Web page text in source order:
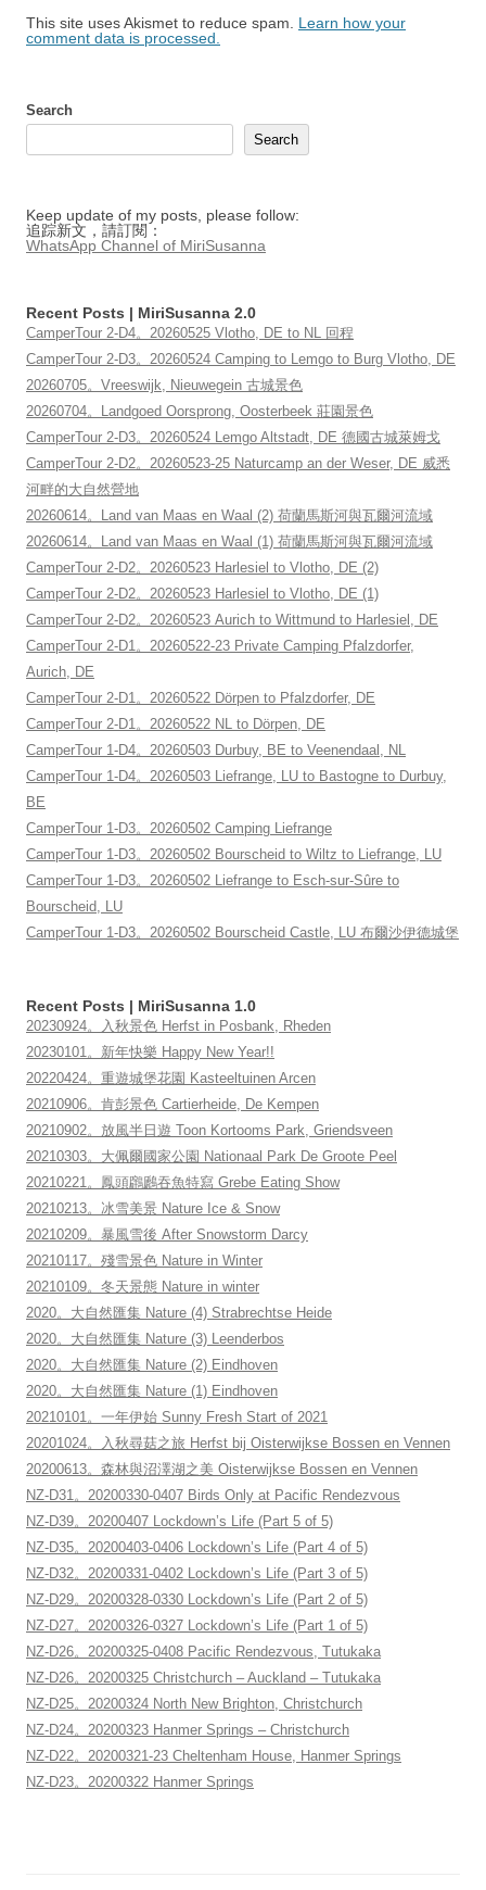
This site uses Akismet to reduce spam. Learn how your
comment data is processed.
Search
Search
Keep update of my posts, please follow:
追踪新文，請訂閱：
WhatsApp Channel of MiriSusanna
Recent Posts | MiriSusanna 2.0
CamperTour 2-D4。20260525 Vlotho, DE to NL 回程
CamperTour 2-D3。20260524 Camping to Lemgo to Burg Vlotho, DE
20260705。Vreeswijk, Nieuwegein 古城景色
20260704。Landgoed Oorsprong, Oosterbeek 莊園景色
CamperTour 2-D3。20260524 Lemgo Altstadt, DE 德國古城萊姆戈
CamperTour 2-D2。20260523-25 Naturcamp an der Weser, DE 威悉
河畔的大自然營地
20260614。Land van Maas en Waal (2) 荷蘭馬斯河與瓦爾河流域
20260614。Land van Maas en Waal (1) 荷蘭馬斯河與瓦爾河流域
CamperTour 2-D2。20260523 Harlesiel to Vlotho, DE (2)
CamperTour 2-D2。20260523 Harlesiel to Vlotho, DE (1)
CamperTour 2-D2。20260523 Aurich to Wittmund to Harlesiel, DE
CamperTour 2-D1。20260522-23 Private Camping Pfalzdorfer,
Aurich, DE
CamperTour 2-D1。20260522 Dörpen to Pfalzdorfer, DE
CamperTour 2-D1。20260522 NL to Dörpen, DE
CamperTour 1-D4。20260503 Durbuy, BE to Veenendaal, NL
CamperTour 1-D4。20260503 Liefrange, LU to Bastogne to Durbuy,
BE
CamperTour 1-D3。20260502 Camping Liefrange
CamperTour 1-D3。20260502 Bourscheid to Wiltz to Liefrange, LU
CamperTour 1-D3。20260502 Liefrange to Esch-sur-Sûre to
Bourscheid, LU
CamperTour 1-D3。20260502 Bourscheid Castle, LU 布爾沙伊德城堡
Recent Posts | MiriSusanna 1.0
20230924。入秋景色 Herfst in Posbank, Rheden
20230101。新年快樂 Happy New Year!!
20220424。重遊城堡花園 Kasteeltuinen Arcen
20210906。肯彭景色 Cartierheide, De Kempen
20210902。放風半日遊 Toon Kortooms Park, Griendsveen
20210303。大佩爾國家公園 Nationaal Park De Groote Peel
20210221。鳳頭鸊鷉吞魚特寫 Grebe Eating Show
20210213。冰雪美景 Nature Ice & Snow
20210209。暴風雪後 After Snowstorm Darcy
20210117。殘雪景色 Nature in Winter
20210109。冬天景態 Nature in winter
2020。大自然匯集 Nature (4) Strabrechtse Heide
2020。大自然匯集 Nature (3) Leenderbos
2020。大自然匯集 Nature (2) Eindhoven
2020。大自然匯集 Nature (1) Eindhoven
20210101。一年伊始 Sunny Fresh Start of 2021
20201024。入秋尋菇之旅 Herfst bij Oisterwijkse Bossen en Vennen
20200613。森林與沼澤湖之美 Oisterwijkse Bossen en Vennen
NZ-D31。20200330-0407 Birds Only at Pacific Rendezvous
NZ-D39。20200407 Lockdown’s Life (Part 5 of 5)
NZ-D35。20200403-0406 Lockdown’s Life (Part 4 of 5)
NZ-D32。20200331-0402 Lockdown’s Life (Part 3 of 5)
NZ-D29。20200328-0330 Lockdown’s Life (Part 2 of 5)
NZ-D27。20200326-0327 Lockdown’s Life (Part 1 of 5)
NZ-D26。20200325-0408 Pacific Rendezvous, Tutukaka
NZ-D26。20200325 Christchurch – Auckland – Tutukaka
NZ-D25。20200324 North New Brighton, Christchurch
NZ-D24。20200323 Hanmer Springs – Christchurch
NZ-D22。20200321-23 Cheltenham House, Hanmer Springs
NZ-D23。20200322 Hanmer Springs